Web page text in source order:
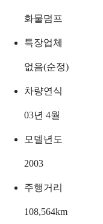
화물덤프
특장업체
없음(순정)
차량연식
03년 4월
모델년도
2003
주행거리
108,564km